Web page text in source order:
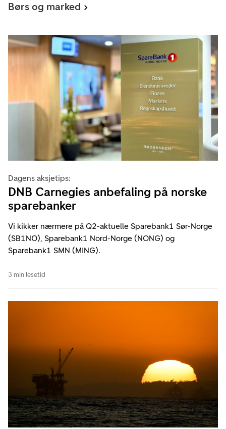
Børs og marked
Dagens aksjetips:
DNB Carnegies anbefaling på norske
sparebanker
Vi kikker nærmere på Q2-aktuelle Sparebank1 Sør-Norge
(SB1NO), Sparebank1 Nord-Norge (NONG) og
Sparebank1 SMN (MING).
3 min lesetid